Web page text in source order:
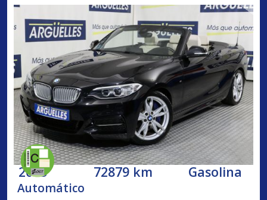
2015 72879 km Gasolina
Automático